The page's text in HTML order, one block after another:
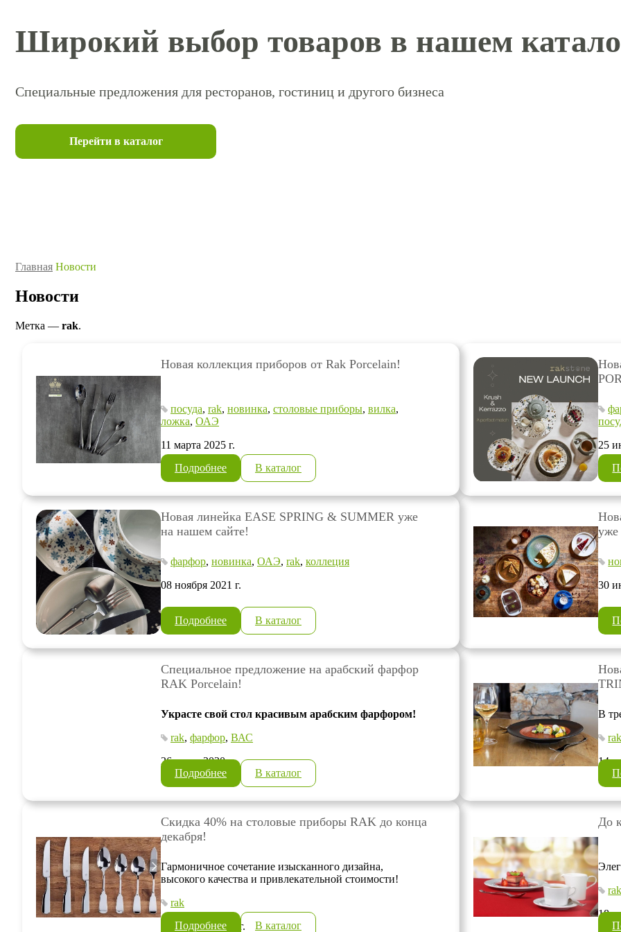
Широкий выбор товаров в нашем
Специальные предложения для ресторанов, гостиниц и другого бизнеса
Перейти в каталог
Главная Новости
Новости
Метка — rak.
Новая коллекция приборов от Rak Porcelain!
посуда, rak, новинка, столовые приборы, вилка,
ложка, ОАЭ
11 марта 2025 г.
Подробнее
В каталог
25
Новая линейка EASE SPRING & SUMMER уже
на нашем сайте!
фарфор, новинка, ОАЭ, rak, коллеция
08 ноября 2021 г.
Подробнее В каталог
уже
30
Специальное предложение на арабский фарфор
RAK Porcelain!
Украсте свой стол красивым арабским фарфором!
rak, фарфор, ВАС
26 июня 2020 г.
Подробнее
В каталог
В
14
Скидка 40% на столовые приборы RAK до конца
декабря!
Гармоничное сочетание изысканного дизайна,
высокого качества и привлекательной стоимости!
rak
07 декабря 2018 г.
Подробнее В каталог
До
18